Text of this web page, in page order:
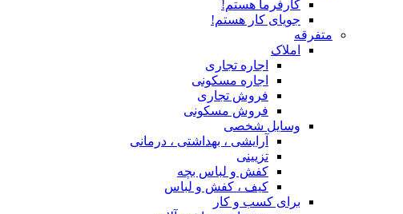
کارفرما هستم!
جویای کار هستم!
متفرقه
املاک
اجاره تجاری
اجاره مسکونی
فروش تجاری
فروش مسکونی
وسایل شخصی
آرایشی ، بهداشتی ، درمانی
تزیینی
کفش و لباس بچه
کیف ، کفش و لباس
برای کسب و کار